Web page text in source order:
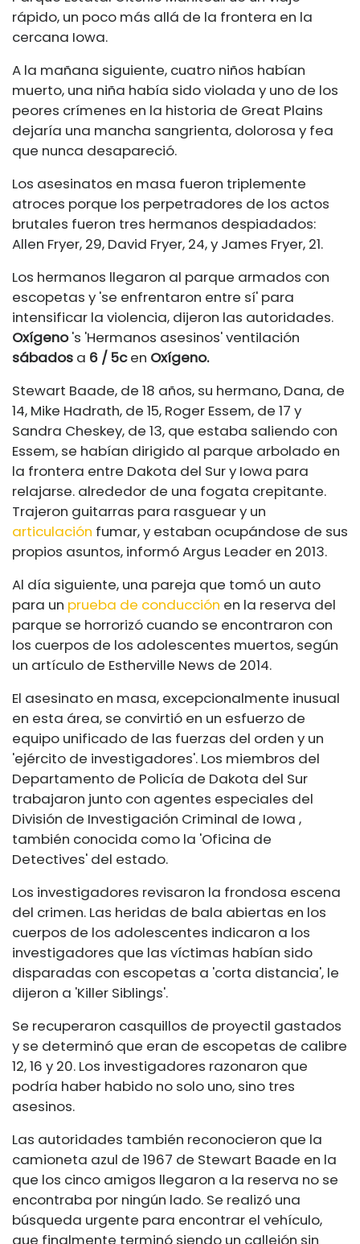
rápido, un poco más allá de la frontera en la
cercana Iowa.
A la mañana siguiente, cuatro niños habían
muerto, una niña había sido violada y uno de los
peores crímenes en la historia de Great Plains
dejaría una mancha sangrienta, dolorosa y fea
que nunca desapareció.
Los asesinatos en masa fueron triplemente
atroces porque los perpetradores de los actos
brutales fueron tres hermanos despiadados:
Allen Fryer, 29, David Fryer, 24, y James Fryer, 21.
Los hermanos llegaron al parque armados con
escopetas y 'se enfrentaron entre sí' para
intensificar la violencia, dijeron las autoridades.
Oxígeno's 'Hermanos asesinos'ventilación
sábados a 6 / 5cen Oxígeno.
Stewart Baade, de 18 años, su hermano, Dana, de
14, Mike Hadrath, de 15, Roger Essem, de 17 y
Sandra Cheskey, de 13, que estaba saliendo con
Essem, se habían dirigido al parque arbolado en
la frontera entre Dakota del Sur y Iowa para
relajarse. alrededor de una fogata crepitante.
Trajeron guitarras para rasguear y un
articulación fumar, y estaban ocupándose de sus
propios asuntos, informó Argus Leader en 2013.
Al día siguiente, una pareja que tomó un auto
para un prueba de conducción en la reserva del
parque se horrorizó cuando se encontraron con
los cuerpos de los adolescentes muertos, según
un artículo de Estherville News de 2014.
El asesinato en masa, excepcionalmente inusual
en esta área, se convirtió en un esfuerzo de
equipo unificado de las fuerzas del orden y un
'ejército de investigadores'. Los miembros del
Departamento de Policía de Dakota del Sur
trabajaron junto con agentes especiales del
División de Investigación Criminal de Iowa ,
también conocida como la 'Oficina de
Detectives' del estado.
Los investigadores revisaron la frondosa escena
del crimen. Las heridas de bala abiertas en los
cuerpos de los adolescentes indicaron a los
investigadores que las víctimas habían sido
disparadas con escopetas a 'corta distancia', le
dijeron a 'Killer Siblings'.
Se recuperaron casquillos de proyectil gastados
y se determinó que eran de escopetas de calibre
12, 16 y 20. Los investigadores razonaron que
podría haber habido no solo uno, sino tres
asesinos.
Las autoridades también reconocieron que la
camioneta azul de 1967 de Stewart Baade en la
que los cinco amigos llegaron a la reserva no se
encontraba por ningún lado. Se realizó una
búsqueda urgente para encontrar el vehículo,
que finalmente terminó siendo un callejón sin